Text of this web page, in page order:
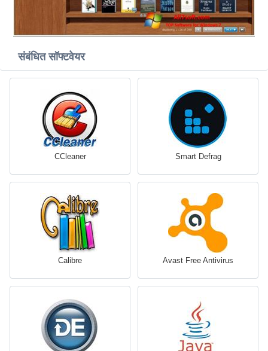
संबंधित सॉफ्टवेयर
CCleaner Smart Defrag
Calibre Avast Free Antivirus